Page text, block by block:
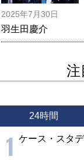
2025年7月30日
羽生田慶介
注
24時間
1 ケース・スタ